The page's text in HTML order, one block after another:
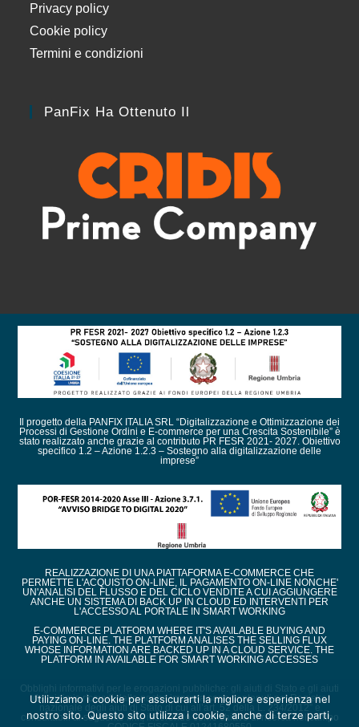
Privacy policy
Cookie policy
Termini e condizioni
PanFix Ha Ottenuto Il
Il progetto della PANFIX ITALIA SRL “Digitalizzazione e Ottimizzazione dei
Processi di Gestione Ordini e E-commerce per una Crescita Sostenibile” è
stato realizzato anche grazie al contributo PR FESR 2021- 2027. Obiettivo
specifico 1.2 – Azione 1.2.3 – Sostegno alla digitalizzazione delle
imprese”
REALIZZAZIONE DI UNA PIATTAFORMA E-COMMERCE CHE
PERMETTE L'ACQUISTO ON-LINE, IL PAGAMENTO ON-LINE NONCHE'
UN'ANALISI DEL FLUSSO E DEL CICLO VENDITE A CUI AGGIUNGERE
ANCHE UN SISTEMA DI BACK UP IN CLOUD ED INTERVENTI PER
L'ACCESSO AL PORTALE IN SMART WORKING
E-COMMERCE PLATFORM WHERE IT'S AVAILABLE BUYING AND
PAYING ON-LINE. THE PLATFORM ANALISES THE SELLING FLUX
WHOSE INFORMATION ARE BACKED UP IN A CLOUD SERVICE. THE
PLATFORM IN AVAILABLE FOR SMART WORKING ACCESSES
Obblighi informativi per le erogazioni pubbliche: gli aiuti di Stato e gli aiuti
de minimis ricevuti dalla nostra impresa sono contenuti nel Registro
nazionale degli aiuti di Stato di cui all’art. 52 della L. 234/2012” e
consultabili al seguente link, inserendo come chiave di ricerca nel campo
Utilizziamo i cookie per assicurarti la migliore esperienza nel
nostro sito. Questo sito utilizza i cookie, anche di terze parti,